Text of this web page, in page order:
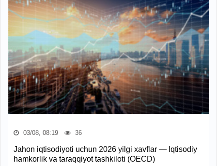
03/08, 08:19 36
Jahon iqtisodiyoti uchun 2026 yilgi xavflar — Iqtisodiy
hamkorlik va taraqqiyot tashkiloti (OECD)